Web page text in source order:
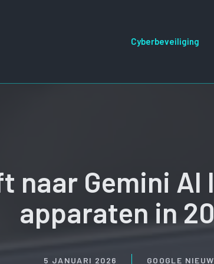
Cyberbeveiliging
naar Gemini AI
apparaten in
5 JANUARI 2026 GOOGLE